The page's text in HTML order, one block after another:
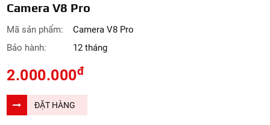
Camera V8 Pro
Mã sản phẩm:
Camera V8 Pro
Bảo hành:
12 tháng
2.000.000đ
ĐẶT HÀNG